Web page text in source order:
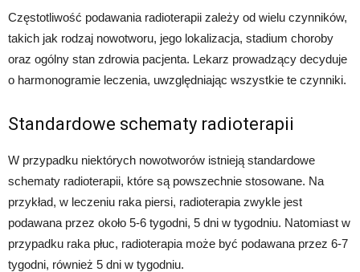
Częstotliwość podawania radioterapii zależy od wielu czynników,
takich jak rodzaj nowotworu, jego lokalizacja, stadium choroby
oraz ogólny stan zdrowia pacjenta. Lekarz prowadzący decyduje
o harmonogramie leczenia, uwzględniając wszystkie te czynniki.
Standardowe schematy radioterapii
W przypadku niektórych nowotworów istnieją standardowe
schematy radioterapii, które są powszechnie stosowane. Na
przykład, w leczeniu raka piersi, radioterapia zwykle jest
podawana przez około 5-6 tygodni, 5 dni w tygodniu. Natomiast w
przypadku raka płuc, radioterapia może być podawana przez 6-7
tygodni, również 5 dni w tygodniu.